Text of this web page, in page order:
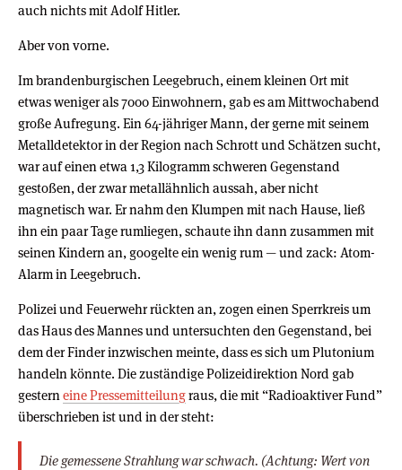
auch nichts mit Adolf Hitler.
Aber von vorne.
Im brandenburgischen Leegebruch, einem kleinen Ort mit
etwas weniger als 7000 Einwohnern, gab es am Mittwochabend
große Aufregung. Ein 64-jähriger Mann, der gerne mit seinem
Metalldetektor in der Region nach Schrott und Schätzen sucht,
war auf einen etwa 1,3 Kilogramm schweren Gegenstand
gestoßen, der zwar metallähnlich aussah, aber nicht
magnetisch war. Er nahm den Klumpen mit nach Hause, ließ
ihn ein paar Tage rumliegen, schaute ihn dann zusammen mit
seinen Kindern an, googelte ein wenig rum — und zack: Atom-
Alarm in Leegebruch.
Polizei und Feuerwehr rückten an, zogen einen Sperrkreis um
das Haus des Mannes und untersuchten den Gegenstand, bei
dem der Finder inzwischen meinte, dass es sich um Plutonium
handeln könnte. Die zuständige Polizeidirektion Nord gab
gestern eine Pressemitteilungraus, die mit “Radioaktiver Fund”
überschrieben ist und in der steht:
Die gemessene Strahlung war schwach. (Achtung: Wert von